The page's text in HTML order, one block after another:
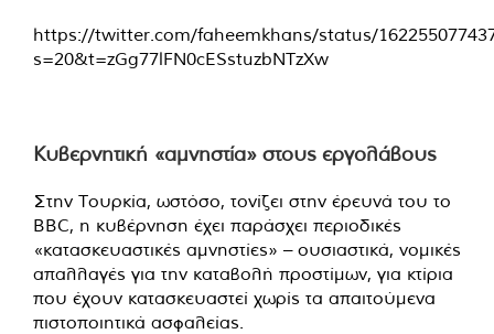
https://twitter.com/faheemkhans/status/
s=20&t=zGg77lFN0cESstuzbNTzXw
Κυβερνητική «αμνηστία» στους εργολάβους
Στην Τουρκία, ωστόσο, τονίζει στην έρευνά του το
BBC, η κυβέρνηση έχει παράσχει περιοδικές
«κατασκευαστικές αμνηστίες» – ουσιαστικά, νομικές
απαλλαγές για την καταβολή προστίμων, για κτίρια
που έχουν κατασκευαστεί χωρίς τα απαιτούμενα
πιστοποιητικά ασφαλείας.